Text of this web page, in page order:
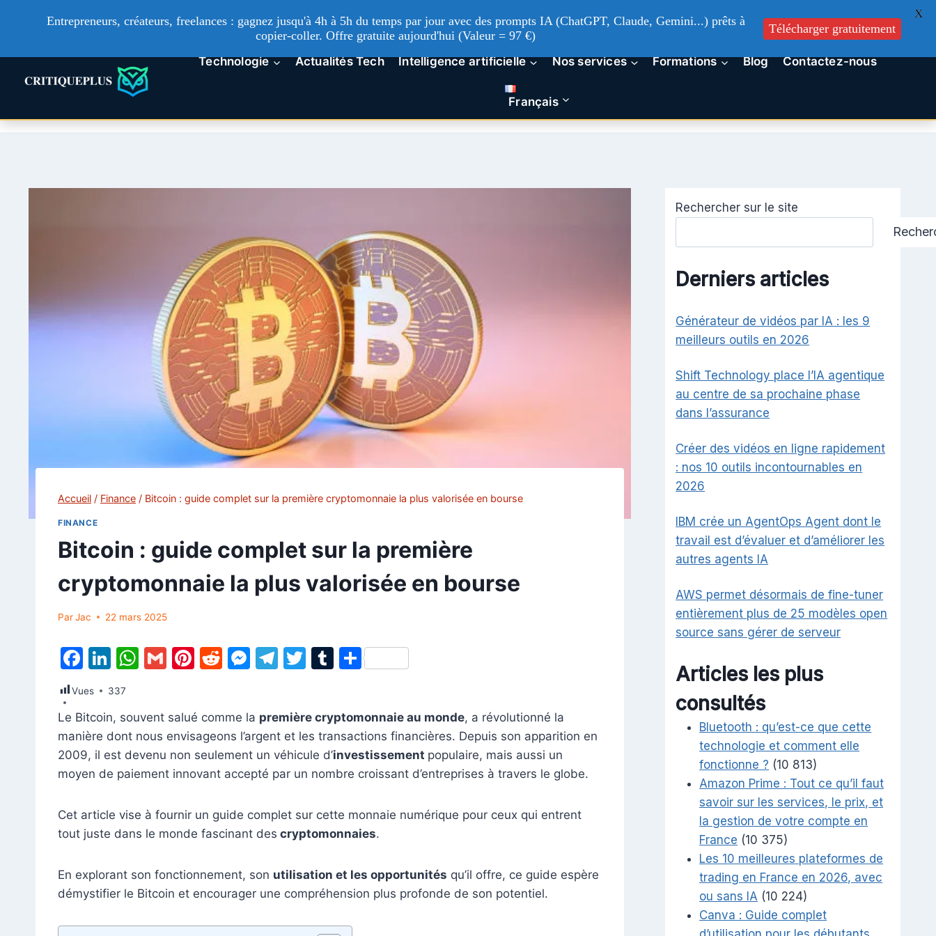
Technologie Actualités Tech Intelligence artificielle Nos services Formations Blog Contactez-nous
Français
Accueil / Finance / Bitcoin : guide complet sur la première cryptomonnaie la plus valorisée en bourse
FINANCE
Bitcoin : guide complet sur la première
cryptomonnaie la plus valorisée en bourse
ParJac 22 mars 2025
F
c
e
b
o
k
Li
n
k
e
dI
n
W
s
A
p
G
l
Pi
e
st
R
di
t
M
s
e
n
er
T
gr
a
m
T
er
T
bl
r
P
g
er
Vues 337
Le Bitcoin, souvent salué comme la première cryptomonnaie au monde, a révolutionné la
manière dont nous envisageons l’argent et les transactions financières. Depuis son apparition en
2009, il est devenu non seulement un véhicule d’investissement populaire, mais aussi un
moyen de paiement innovant accepté par un nombre croissant d’entreprises à travers le globe.
Cet article vise à fournir un guide complet sur cette monnaie numérique pour ceux qui entrent
tout juste dans le monde fascinant des cryptomonnaies.
En explorant son fonctionnement, son utilisation et les opportunités qu’il offre, ce guide espère
démystifier le Bitcoin et encourager une compréhension plus profonde de son potentiel.
Rechercher sur le site
Derniers articles
Générateur de vidéos par IA : les 9
meilleurs outils en 2026
Shift Technology place l’IA agentique
au centre de sa prochaine phase
dans l’assurance
Créer des vidéos en ligne rapidement
: nos 10 outils incontournables en
2026
IBM crée un AgentOps Agent dont le
travail est d’évaluer et d’améliorer les
autres agents IA
AWS permet désormais de fine-tuner
entièrement plus de 25 modèles open
source sans gérer de serveur
Articles les plus
consultés
Bluetooth : qu’est-ce que cette
technologie et comment elle
fonctionne ? (10 813)
Amazon Prime : Tout ce qu’il faut
savoir sur les services, le prix, et
la gestion de votre compte en
France (10 375)
Les 10 meilleures plateformes de
trading en France en 2026, avec
ou sans IA (10 224)
Canva : Guide complet
Entrepreneurs, créateurs, freelances : gagnez jusqu'à 4h à 5h du temps par jour avec des prompts IA (ChatGPT, Claude, Gemini...) prêts à
copier-coller. Offre gratuite aujourd'hui (Valeur = 97 €)
Télécharger gratuitement
X